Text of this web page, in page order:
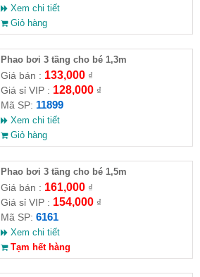
Xem chi tiết
Giỏ hàng
Phao bơi 3 tầng cho bé 1,3m
Giá bán : 133,000₫
Giá sỉ VIP : 128,000₫
Mã SP: 11899
Xem chi tiết
Giỏ hàng
Phao bơi 3 tầng cho bé 1,5m
Giá bán : 161,000₫
Giá sỉ VIP : 154,000₫
Mã SP: 6161
Xem chi tiết
Tạm hết hàng